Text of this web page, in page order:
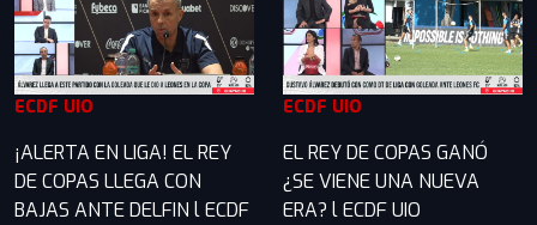
ECDF UIO
¡ALERTA EN LIGA! EL REY
DE COPAS LLEGA CON
BAJAS ANTE DELFIN l ECDF
ECDF UIO
EL REY DE COPAS GANÓ
¿SE VIENE UNA NUEVA
ERA? l ECDF UIO